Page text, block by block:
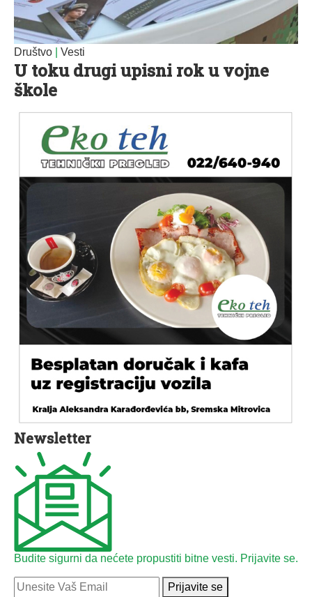
Društvo Vesti
U toku drugi upisni rok u vojne
škole
Newsletter
Budite sigurni da nećete propustiti bitne vesti. Prijavite se.
Prijavite se